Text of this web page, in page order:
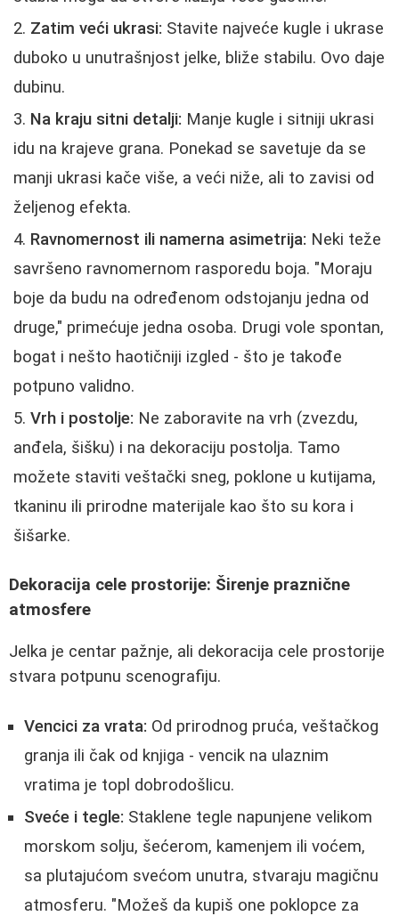
Zatim veći ukrasi: Stavite najveće kugle i ukrase
duboko u unutrašnjost jelke, bliže stabilu. Ovo daje
dubinu.
Na kraju sitni detalji: Manje kugle i sitniji ukrasi
idu na krajeve grana. Ponekad se savetuje da se
manji ukrasi kače više, a veći niže, ali to zavisi od
željenog efekta.
Ravnomernost ili namerna asimetrija: Neki teže
savršeno ravnomernom rasporedu boja. "Moraju
boje da budu na određenom odstojanju jedna od
druge," primećuje jedna osoba. Drugi vole spontan,
bogat i nešto haotičniji izgled - što je takođe
potpuno validno.
Vrh i postolje: Ne zaboravite na vrh (zvezdu,
anđela, šišku) i na dekoraciju postolja. Tamo
možete staviti veštački sneg, poklone u kutijama,
tkaninu ili prirodne materijale kao što su kora i
šišarke.
Dekoracija cele prostorije: Širenje praznične
atmosfere
Jelka je centar pažnje, ali dekoracija cele prostorije
stvara potpunu scenografiju.
Vencici za vrata: Od prirodnog pruća, veštačkog
granja ili čak od knjiga - vencik na ulaznim
vratima je topl dobrodošlicu.
Sveće i tegle: Staklene tegle napunjene velikom
morskom solju, šećerom, kamenjem ili voćem,
sa plutajućom svećom unutra, stvaraju magičnu
atmosferu. "Možeš da kupiš one poklopce za